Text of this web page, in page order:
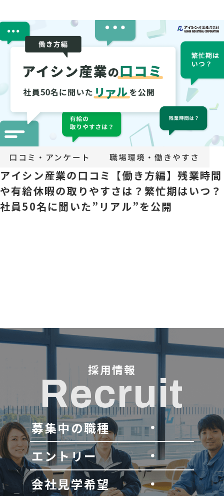
口コミ・アンケート 職場環境・働きやすさ
アイシン産業の口コミ【働き方編】残業時間
や有給休暇の取りやすさは？繁忙期はいつ？
社員50名に聞いた”リアル”を公開
採用情報
Recruit
募集中の職種
エントリー
会社見学希望